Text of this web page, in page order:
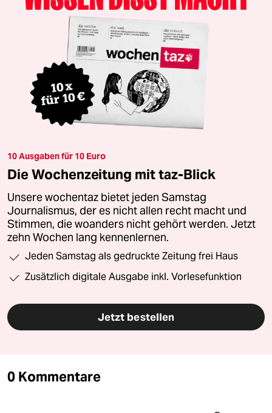
10 Ausgaben für 10 Euro
Die Wochenzeitung mit taz-Blick
Unsere wochentaz bietet jeden Samstag
Journalismus, der es nicht allen recht macht und
Stimmen, die woanders nicht gehört werden. Jetzt
zehn Wochen lang kennenlernen.
Jeden Samstag als gedruckte Zeitung frei Haus
Zusätzlich digitale Ausgabe inkl. Vorlesefunktion
Jetzt bestellen
0 Kommentare